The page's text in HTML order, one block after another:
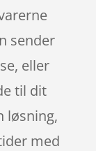
sender
eller
til dit
løsning,
med